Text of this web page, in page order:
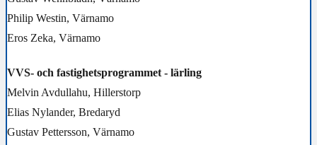
Philip Westin, Värnamo
Eros Zeka, Värnamo
VVS- och fastighetsprogrammet - lärling
Melvin Avdullahu, Hillerstorp
Elias Nylander, Bredaryd
Gustav Pettersson, Värnamo